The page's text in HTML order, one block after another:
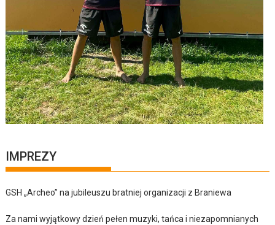
IMPREZY
GSH „Archeo” na jubileuszu bratniej organizacji z Braniewa
Za nami wyjątkowy dzień pełen muzyki, tańca i niezapomnianych